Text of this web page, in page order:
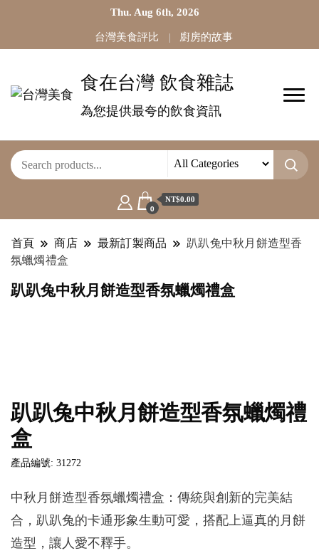
Thu. Aug 6th, 2026
台灣美食評比 廚房的故事
食在台灣 飲食雜誌
為您提供最夸的飲食資訊
0
NT$0.00
首頁 商店 最新訂製商品
趴趴兔中秋月餅造型香
氛蠟燭禮盒
趴趴兔中秋月餅造型香氛蠟燭禮盒
趴趴兔中秋月餅造型香氛蠟燭禮
盒
產品編號: 31272
中秋月餅造型香氛蠟燭禮盒：傳統與創新的完美結
合，趴趴兔的卡通形象生動可愛，搭配上逼真的月餅
造型，讓人愛不釋手。